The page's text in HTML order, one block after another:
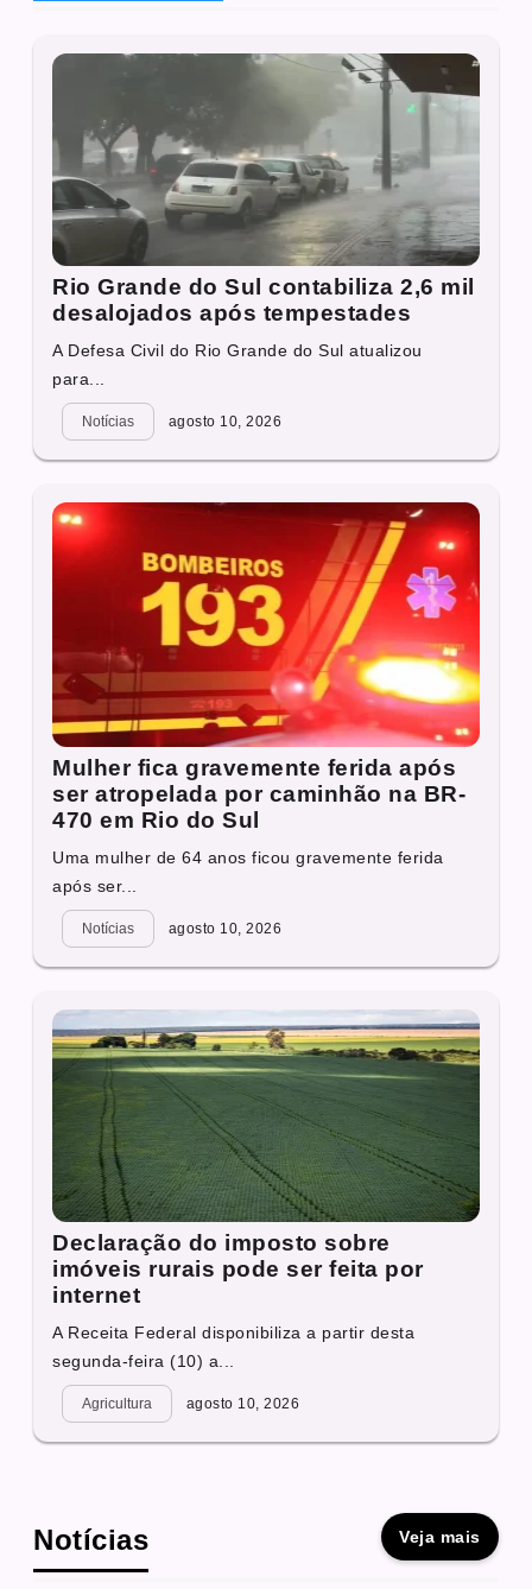
Rio Grande do Sul contabiliza 2,6 mil
desalojados após tempestades
A Defesa Civil do Rio Grande do Sul atualizou
para...
Notícias agosto 10, 2026
Mulher fica gravemente ferida após
ser atropelada por caminhão na BR-
470 em Rio do Sul
Uma mulher de 64 anos ficou gravemente ferida
após ser...
Notícias agosto 10, 2026
Declaração do imposto sobre
imóveis rurais pode ser feita por
internet
A Receita Federal disponibiliza a partir desta
segunda-feira (10) a...
Agricultura agosto 10, 2026
Notícias Veja mais